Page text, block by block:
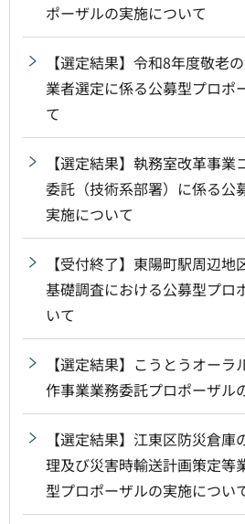
ポーザルの実施について
【選定結果】令和8年度敬老
業者選定に係る公募型プロポ
て
【選定結果】執務室改革事
委託（技術系部署）に係る公
実施について
【受付終了】東陽町駅周辺
基礎調査における公募型プロ
いて
【選定結果】こうとうオー
作事業業務委託プロポーザル
【選定結果】江東区防災倉
理及び災害時輸送計画策定等
型プロポーザルの実施につい